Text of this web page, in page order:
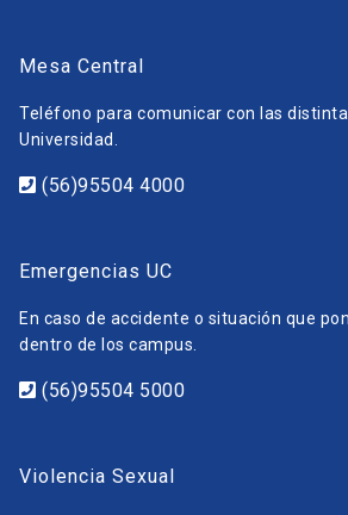
Mesa Central
Teléfono para comunicar con las
Universidad.
(56)95504 4000
Emergencias UC
En caso de accidente o situación que
dentro de los campus.
(56)95504 5000
Violencia Sexual